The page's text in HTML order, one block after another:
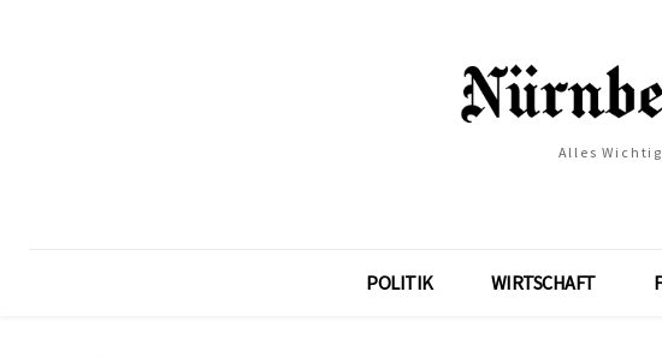
Alles
POLITIK WIRTSCHAFT